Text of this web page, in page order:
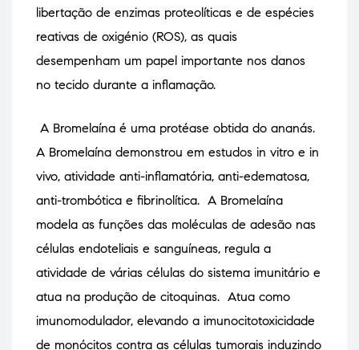
libertação de enzimas proteolíticas e de espécies
reativas de oxigénio (ROS), as quais
desempenham um papel importante nos danos
no tecido durante a inflamação.
A Bromelaína é uma protéase obtida do ananás.
A Bromelaína demonstrou em estudos in vitro e in
vivo, atividade anti-inflamatória, anti-edematosa,
anti-trombótica e fibrinolítica. A Bromelaína
modela as funções das moléculas de adesão nas
células endoteliais e sanguíneas, regula a
atividade de várias células do sistema imunitário e
atua na produção de citoquinas. Atua como
imunomodulador, elevando a imunocitotoxicidade
de monócitos contra as células tumorais induzindo